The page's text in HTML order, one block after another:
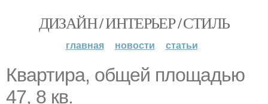
ДИЗАЙН / ИНТЕРЬЕР / СТИЛЬ
главная новости статьи
Квартира, общей площадью
47, 8 кв.